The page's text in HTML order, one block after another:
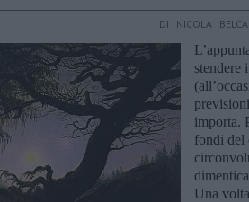
DI NICOLA
stendere
importa.
fondi del
Una